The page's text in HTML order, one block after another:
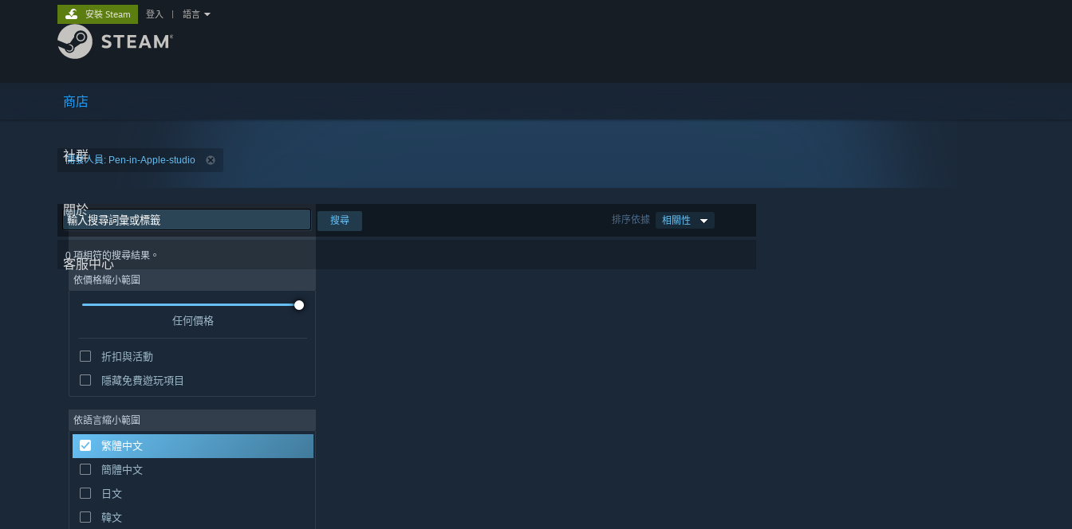
商店
社群
關於
客服中心
安裝 Steam 登入 語言
開發人員: Pen-in-Apple-studio
排序依據 相關性
搜尋
0 項相符的搜尋結果。
依價格縮小範圍
任何價格
折扣與活動
隱藏免費遊玩項目
依語言縮小範圍
繁體中文
簡體中文
日文
韓文